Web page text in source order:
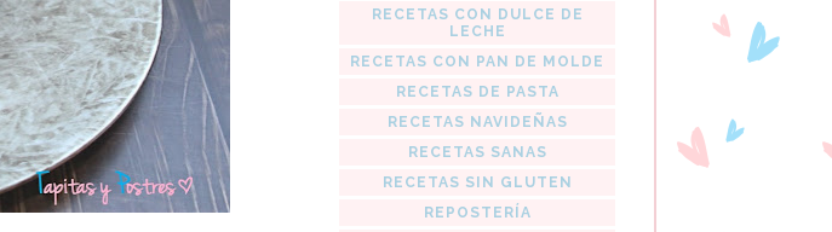
RECETAS CON DULCE DE
LECHE
RECETAS CON PAN DE MOLDE
RECETAS DE PASTA
RECETAS NAVIDEÑAS
RECETAS SANAS
RECETAS SIN GLUTEN
REPOSTERÍA